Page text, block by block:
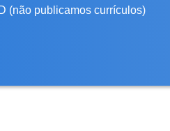
(não publicamos currículos)